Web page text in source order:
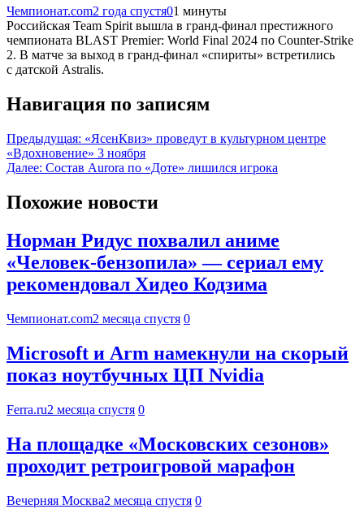
Чемпионат.com2 года спустя01 минуты
Российская Team Spirit вышла в гранд-финал престижного
чемпионата BLAST Premier: World Final 2024 по Counter-Strike
2. В матче за выход в гранд-финал «спириты» встретились
с датской Astralis.
Навигация по записям
Предыдущая: «ЯсенКвиз» проведут в культурном центре
«Вдохновение» 3 ноября
Далее: Состав Aurora по «Доте» лишился игрока
Похожие новости
Норман Ридус похвалил аниме
«Человек-бензопила» — сериал ему
рекомендовал Хидео Кодзима
Чемпионат.com2 месяца спустя 0
Microsoft и Arm намекнули на скорый
показ ноутбучных ЦП Nvidia
Ferra.ru2 месяца спустя 0
На площадке «Московских сезонов»
проходит ретроигровой марафон
Вечерняя Москва2 месяца спустя 0